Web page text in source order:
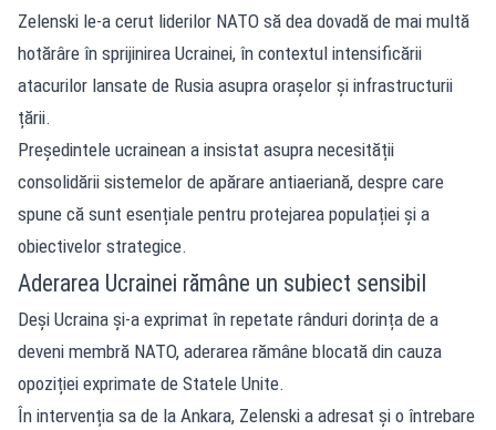
Zelenski le-a cerut liderilor NATO să dea dovadă de mai multă
hotărâre în sprijinirea Ucrainei, în contextul intensificării
atacurilor lansate de Rusia asupra orașelor și infrastructurii
țării.
Președintele ucrainean a insistat asupra necesității
consolidării sistemelor de apărare antiaeriană, despre care
spune că sunt esențiale pentru protejarea populației și a
obiectivelor strategice.
Aderarea Ucrainei rămâne un subiect sensibil
Deși Ucraina și-a exprimat în repetate rânduri dorința de a
deveni membră NATO, aderarea rămâne blocată din cauza
opoziției exprimate de Statele Unite.
În intervenția sa de la Ankara, Zelenski a adresat și o întrebare